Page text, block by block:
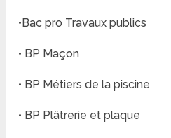
•Bac pro Travaux publics
• BP Maçon
• BP Métiers de la piscine
• BP Plâtrerie et plaque